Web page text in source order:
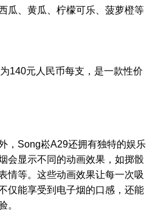
瓜、黄瓜、柠檬可乐、菠萝橙等
140元人民币每支，是一款性价
，Song崧A29还拥有独特的娱乐
会显示不同的动画效果，如掷骰
情等。这些动画效果让每一次吸
仅能享受到电子烟的口感，还能
。